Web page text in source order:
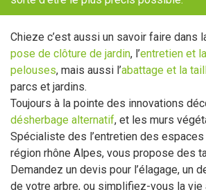
Chieze c’est aussi un savoir faire dans
pose de clôture de jardin, l’entretien et
pelouses, mais aussi l’abattage et la
parcs et jardins.
Toujours à la pointe des innovations
désherbage alternatif, et les murs
Spécialiste des l’entretien des
région rhône Alpes, vous propose des
Demandez un devis pour l’élagage, un
de votre arbre, ou simplifiez-vous la vie